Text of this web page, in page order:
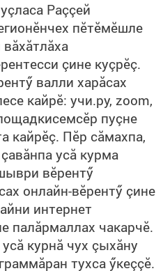
Раççей
пӗтӗмӗшле
çине куçрӗç.
валли харăсах
кайрӗ: учи.ру, zoom,
пуçне
кайрӗç. Пӗр сăмахпа,
усă курма
вӗрентӳ
онлайн-вӗрентӳ çине
интернет
палăрмаллах чакарчӗ.
курнă чух çыхăну
тухса ӳкеççӗ.